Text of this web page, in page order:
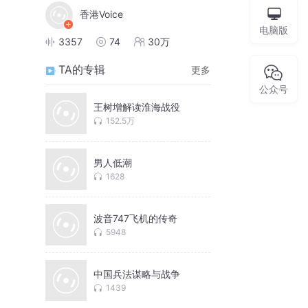
香港Voice
3357 74 30万
TA的专辑 更多
王树增解读淮海战役
152.5万
男人低潮
1628
波音747飞机的传奇
5948
中国兵法谋略与战争
1439
电脑版
公众号